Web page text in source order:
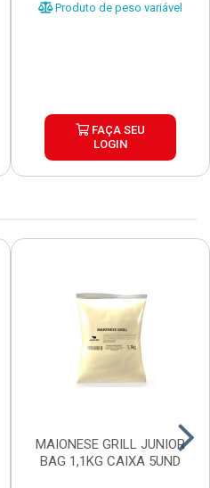
Produto de peso variável
FAÇA SEU
LOGIN
MAIONESE GRILL JUNIOR
BAG 1,1KG CAIXA 5UND